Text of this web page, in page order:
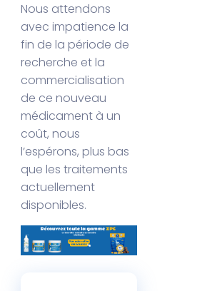
Nous attendons
avec impatience la
fin de la période de
recherche et la
commercialisation
de ce nouveau
médicament à un
coût, nous
l’espérons, plus bas
que les traitements
actuellement
disponibles.